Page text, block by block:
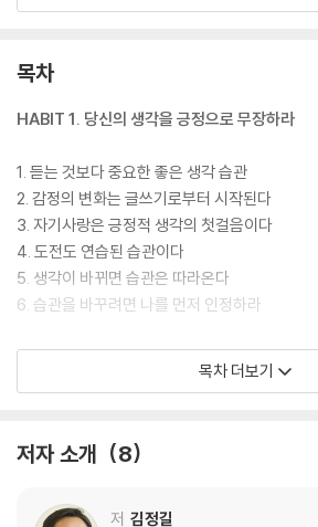
생도 완전히 바꿔놓을 비밀이 숨겨져 있을 것이다.
목차
HABIT 1. 당신의 생각을 긍정으로 무장하라
1. 듣는 것보다 중요한 좋은 생각 습관
2. 감정의 변화는 글쓰기로부터 시작된다
3. 자기사랑은 긍정적 생각의 첫걸음이다
4. 도전도 연습된 습관이다
5. 생각이 바뀌면 습관은 따라온다
6. 습관을 바꾸려면 나를 먼저 인정하라
HABIT 2. 오늘부터 새벽 기상을 실천하라
3. 꿈꾸며 잠만 자지 말고 꿈을 키워라
5. 새벽 기상이 알려 준 감사의 힘
목차 더보기
저자 소개 8
저 김정길